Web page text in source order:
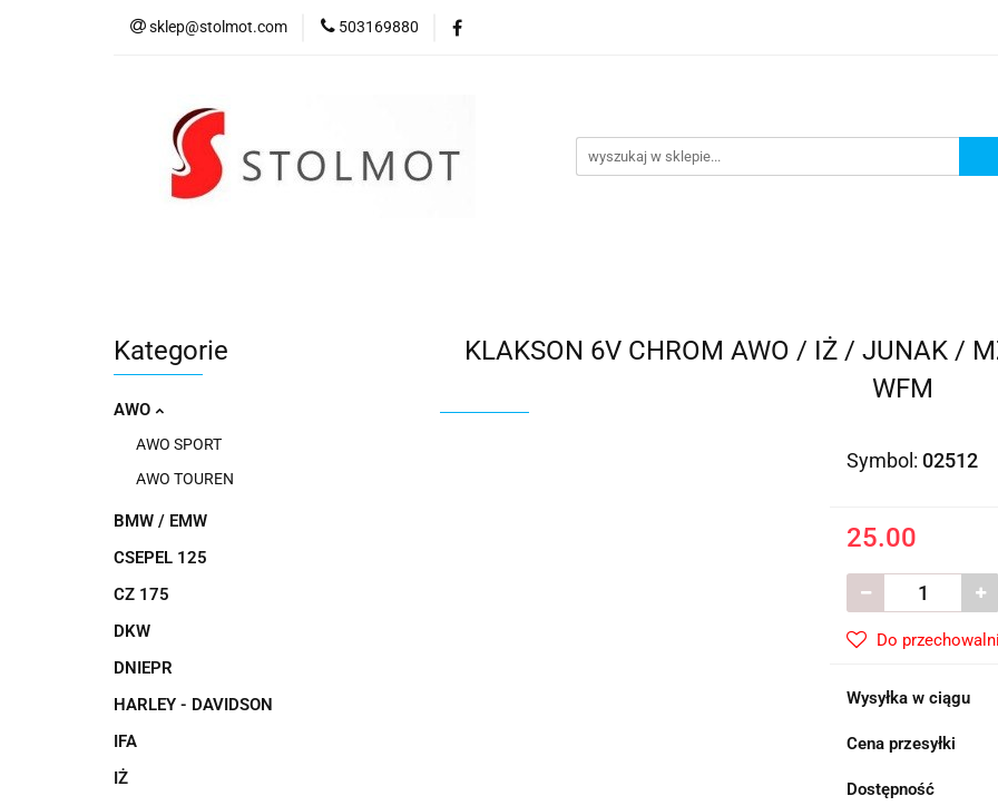
sklep@stolmot.com 503169880
Kategorie
AWO
AWO SPORT
AWO TOUREN
BMW / EMW
CSEPEL 125
CZ 175
DKW
DNIEPR
HARLEY - DAVIDSON
IFA
IŻ
KLAKSON 6V CHROM AWO / IŻ / JUNAK /
WFM
Symbol: 02512
25.00
Do przechowalni
Wysyłka w ciągu
Cena przesyłki
Dostępność